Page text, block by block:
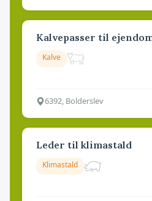
Kalvepasser til
Kalve
6392, Bolderslev
Leder til klimastald
Klimastald